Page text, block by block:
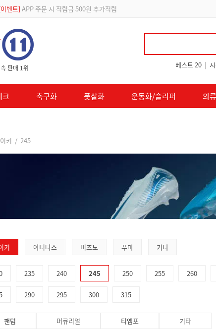
급제] 회원가입 시 최대 2% 적립 및 할인 쿠폰 지급
판매 1위 베스트 20 |
축구화 풋살화 운동화/슬리퍼 의류
키 / 245
키 아디다스 미즈노 푸마 기타
235 240 245 250 255 260
290 295 300 315
팬텀 머큐리얼 티엠포 기타